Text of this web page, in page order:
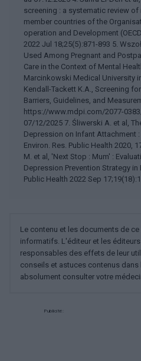
screening : a systematic review
member countries of the
operation and Development
2022 Jul 18;25(5):871-893 5.
Used Among Pregnant and
Care in the Context of Mental
Marcinkowski Medical University
Kendall-Tackett K.A., Screening
Barriers, Guidelines, and
https://www.mdpi.com/2077-
07/12/2025 7. Śliwerski A. et al,
Depression on Infant Attachment
Environ. Res. Public Health 2020,
M. et al, 'Next Stop : Mum' :
Depression Prevention Strategy in
Public Health 2022 Sep
Le contenu et les documents de
informatifs. L'éditeur et les
responsables des effets de leur
conseils et astuces contenus dans
absolument consulter votre
Publicité: